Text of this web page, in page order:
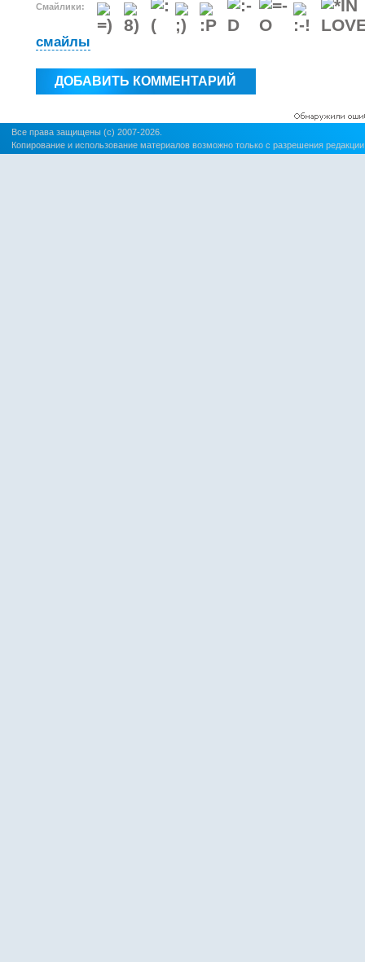
Смайлики:
смайлы
Все права защищены (c) 2007-2026.
Копирование и использование материалов возможно только с разрешения